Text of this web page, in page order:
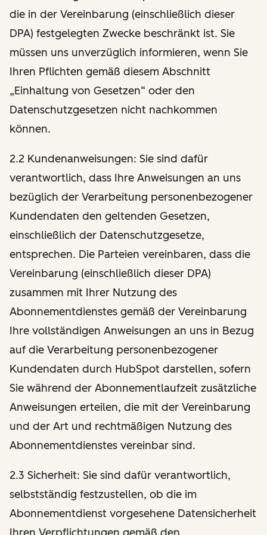
die in der Vereinbarung (einschließlich dieser
DPA) festgelegten Zwecke beschränkt ist. Sie
müssen uns unverzüglich informieren, wenn Sie
Ihren Pflichten gemäß diesem Abschnitt
„Einhaltung von Gesetzen“ oder den
Datenschutzgesetzen nicht nachkommen
können.
2.2 Kundenanweisungen: Sie sind dafür
verantwortlich, dass Ihre Anweisungen an uns
bezüglich der Verarbeitung personenbezogener
Kundendaten den geltenden Gesetzen,
einschließlich der Datenschutzgesetze,
entsprechen. Die Parteien vereinbaren, dass die
Vereinbarung (einschließlich dieser DPA)
zusammen mit Ihrer Nutzung des
Abonnementdienstes gemäß der Vereinbarung
Ihre vollständigen Anweisungen an uns in Bezug
auf die Verarbeitung personenbezogener
Kundendaten durch HubSpot darstellen, sofern
Sie während der Abonnementlaufzeit zusätzliche
Anweisungen erteilen, die mit der Vereinbarung
und der Art und rechtmäßigen Nutzung des
Abonnementdienstes vereinbar sind.
2.3 Sicherheit: Sie sind dafür verantwortlich,
selbstständig festzustellen, ob die im
Abonnementdienst vorgesehene Datensicherheit